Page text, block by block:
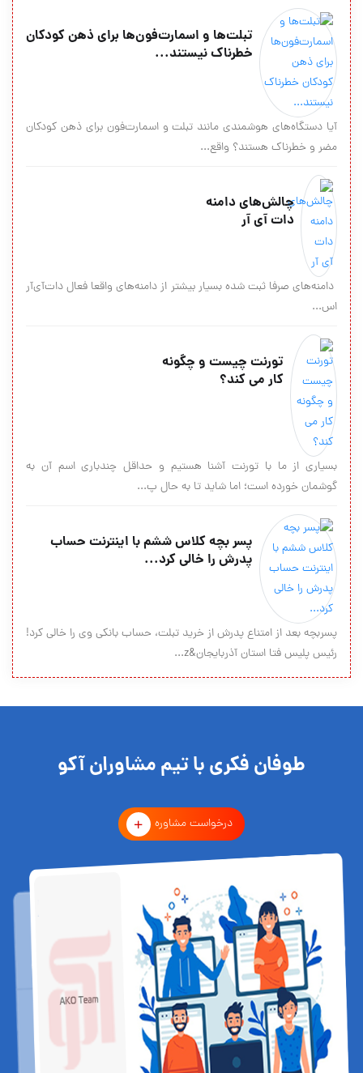
تبلت‌ها و اسمارت‌فون‌ها برای ذهن کودکان
خطرناک نیستند...
آیا دستگاه‌های هوشمندی مانند تبلت و اسمارت‌فون برای ذهن کودکان
مضر و خطرناک هستند؟ واقع...
چالش‌های دامنه
دات آی آر
دامنه‌های صرفا ثبت شده بسیار بیشتر از دامنه‌های واقعا فعال دات‌آی‌آر
اس...
تورنت چیست و چگونه
کار می کند؟
بسیاری از ما با تورنت آشنا هستیم و حداقل چندباری اسم آن به
گوشمان خورده است؛ اما شاید تا به حال پ...
پسر بچه کلاس ششم با اینترنت حساب
پدرش را خالی کرد...
پسربچه بعد از امتناع پدرش از خرید تبلت، حساب بانکی وی را خالی کرد!
رئیس پلیس فتا استان آذربایجان&z...
طوفان فکری با تیم مشاوران آکو
درخواست مشاوره